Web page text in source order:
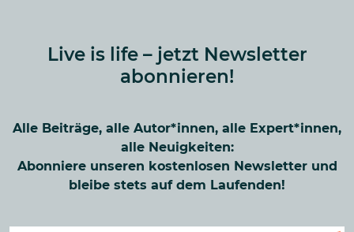
Live is life – jetzt Newsletter
abonnieren!
Alle Beiträge, alle Autor*innen, alle Expert*innen,
alle Neuigkeiten:
Abonniere unseren kostenlosen Newsletter und
bleibe stets auf dem Laufenden!